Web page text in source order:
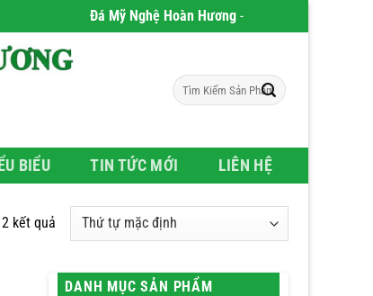
Đá Mỹ Nghệ Hoàn Hương- Chúng tôi chuyên phân
Tìm
kiếm:
BIỂU TIN TỨC MỚI LIÊN HỆ
kết quả
DANH MỤC SẢN PHẨM